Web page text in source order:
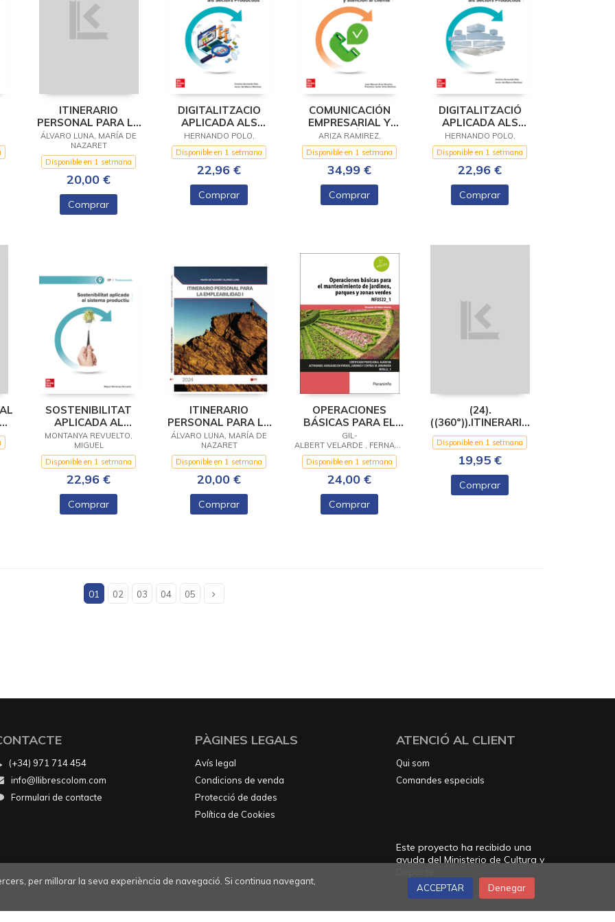
ITINERARIO
PERSONAL PARA LA
EMPLEABILIDAD II
ÁLVARO LUNA, MARÍA DE
NAZARET
Disponible en 1 setmana
20,00 €
Comprar
DIGITALITZACIO
APLICADA ALS
SECTORS
PRODUCTIUS. GS
HERNANDO POLO,
Disponible en 1 setmana
22,96 €
Comprar
COMUNICACIÓN
EMPRESARIAL Y
ATENCIÓN AL
CLIENTE
ARIZA RAMIREZ,
Disponible en 1 setmana
34,99 €
Comprar
DIGITALITZACIÓ
APLICADA ALS
SECTORS
PRODUCTIUS . GRAU
MITJÀ
HERNANDO POLO,
Disponible en 1 setmana
22,96 €
Comprar
SOSTENIBILITAT
APLICADA AL
SISTEMA
PRODUCTIU
MONTANYA REVUELTO,
MIGUEL
Disponible en 1 setmana
22,96 €
Comprar
ITINERARIO
PERSONAL PARA LA
EMPLEABILIDAD I
ÁLVARO LUNA, MARÍA DE
NAZARET
Disponible en 1 setmana
20,00 €
Comprar
OPERACIONES
BÁSICAS PARA EL
MANTENIMIENTO DE
JARDINES, PARQUES
Y ZONAS VERDES
GIL-
ALBERT VELARDE , FERNANDO
Disponible en 1 setmana
24,00 €
Comprar
(24).
((360º)).ITINERARIO
PERSONAL PARA
EMPLEABILIDAD
(MODL)
Disponible en 1 setmana
19,95 €
Comprar
01 02 03 04 05
(+34) 971 714 454
info@llibrescolom.com
Formulari de contacte
PÀGINES LEGALS
Avís legal
Condicions de venda
Protecció de dades
Política de Cookies
ATENCIÓ AL CLIENT
Qui som
Comandes especials
Este proyecto ha recibido una
ayuda del Ministerio de Cultura y
per millorar la seva experiència de navegació. Si continua navegant,
ACCEPTAR Denegar